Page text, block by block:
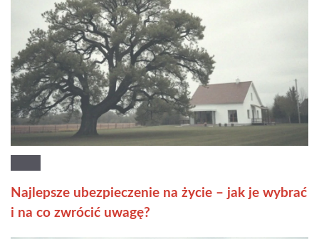
Najlepsze ubezpieczenie na życie – jak je wybrać
i na co zwrócić uwagę?